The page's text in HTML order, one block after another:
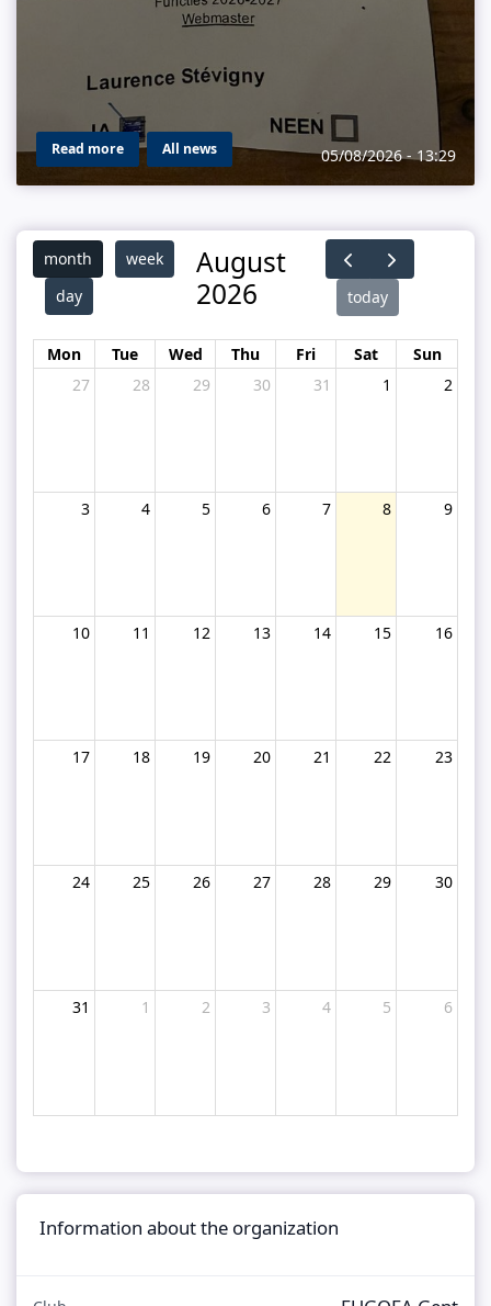
Read more All news 05/08/2026 - 13:29
month
week
day
August
2026
today
Mon Tue Wed Thu Fri Sat
Sun
27
28 29 30 31 1 2
3 4 5 6 7 8 9
10 11 12 13 14 15 16
17 18 19 20 21 22 23
24 25 26 27 28 29 30
31 1 2 3 4 5 6
Information about the organization